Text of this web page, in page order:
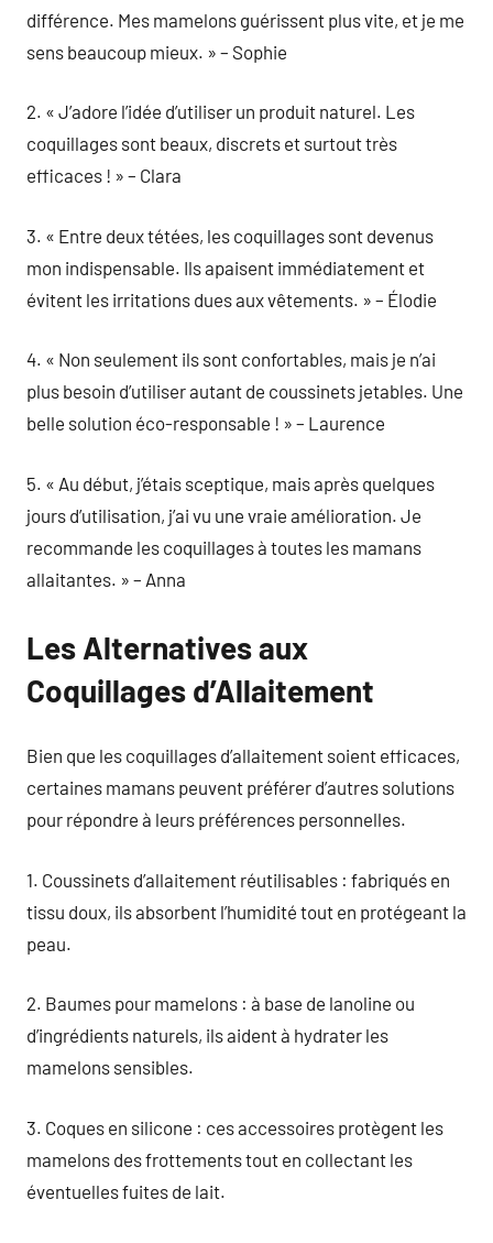
différence. Mes mamelons guérissent plus vite, et je me
sens beaucoup mieux. » – Sophie
2. « J’adore l’idée d’utiliser un produit naturel. Les
coquillages sont beaux, discrets et surtout très
efficaces ! » – Clara
3. « Entre deux tétées, les coquillages sont devenus
mon indispensable. Ils apaisent immédiatement et
évitent les irritations dues aux vêtements. » – Élodie
4. « Non seulement ils sont confortables, mais je n’ai
plus besoin d’utiliser autant de coussinets jetables. Une
belle solution éco-responsable ! » – Laurence
5. « Au début, j’étais sceptique, mais après quelques
jours d’utilisation, j’ai vu une vraie amélioration. Je
recommande les coquillages à toutes les mamans
allaitantes. » – Anna
Les Alternatives aux
Coquillages d’Allaitement
Bien que les coquillages d’allaitement soient efficaces,
certaines mamans peuvent préférer d’autres solutions
pour répondre à leurs préférences personnelles.
1. Coussinets d’allaitement réutilisables : fabriqués en
tissu doux, ils absorbent l’humidité tout en protégeant la
peau.
2. Baumes pour mamelons : à base de lanoline ou
d’ingrédients naturels, ils aident à hydrater les
mamelons sensibles.
3. Coques en silicone : ces accessoires protègent les
mamelons des frottements tout en collectant les
éventuelles fuites de lait.